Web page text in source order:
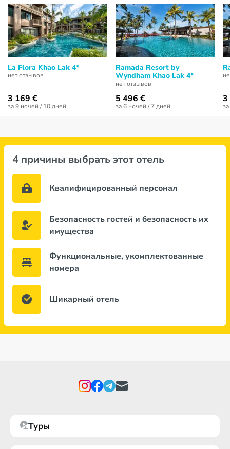
La Flora Khao Lak 4*
нет отзывов
3 169 €
за 9 ночей / 10 дней
Ramada Resort by
Wyndham Khao Lak 4*
нет отзывов
5 496 €
за 6 ночей / 7 дней
3
4 причины выбрать этот отель
Квалифицированный персонал
Безопасность гостей и безопасность их
имущества
Функциональные, укомплектованные
номера
Шикарный отель
Туры